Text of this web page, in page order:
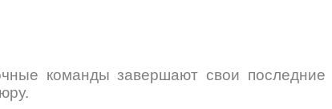
команды завершают свои последние